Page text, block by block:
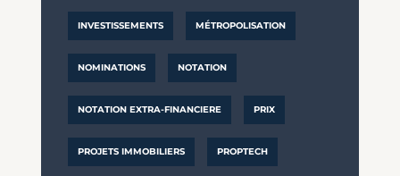
INVESTISSEMENTS MÉTROPOLISATION
NOMINATIONS NOTATION
NOTATION EXTRA-FINANCIERE PRIX
PROJETS IMMOBILIERS PROPTECH